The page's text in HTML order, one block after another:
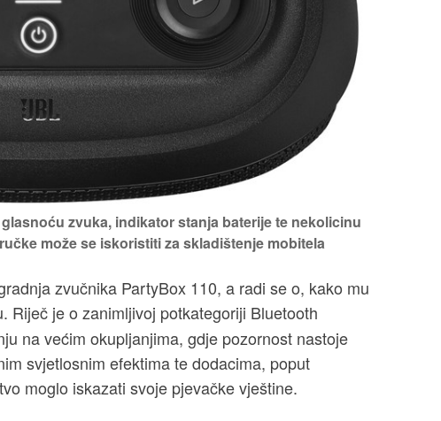
zvuka, indikator stanja baterije te nekolicinu
može se iskoristiti za skladištenje mobitela
zvučnika PartyBox 110, a radi se o, kako mu
Riječ je o zanimljivoj potkategoriji Bluetooth
na većim okupljanjima, gdje pozornost nastoje
svjetlosnim efektima te dodacima, poput
moglo iskazati svoje pjevačke vještine.